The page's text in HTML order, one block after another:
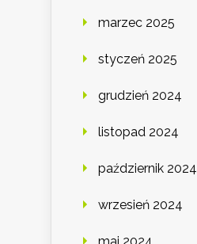
marzec 2025
styczeń 2025
grudzień 2024
listopad 2024
październik 2024
wrzesień 2024
maj 2024